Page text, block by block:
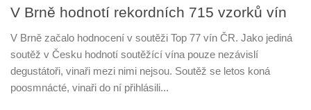
V Brně hodnotí rekordních 715 vzorků vín
V Brně začalo hodnocení v soutěži Top 77 vín ČR. Jako jediná
soutěž v Česku hodnotí soutěžící vína pouze nezávislí
degustátoři, vinaři mezi nimi nejsou. Soutěž se letos koná
poosmnácté, vinaři do ní přihlásili...